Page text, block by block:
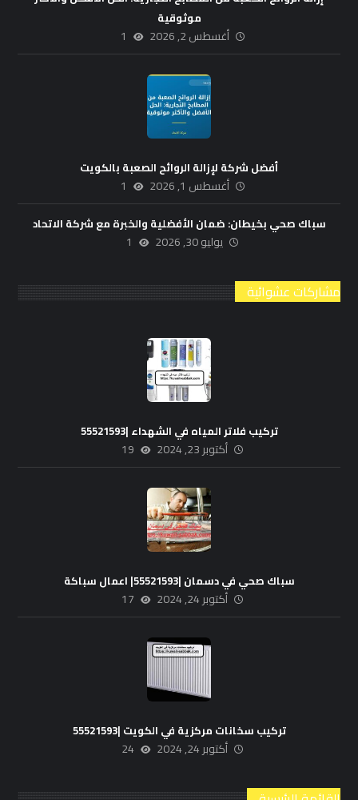
موثوقية
أغسطس 2, 2026 1
أفضل شركة لإزالة الروائح الصعبة بالكويت
أغسطس 1, 2026 1
سباك صحي بخيطان: ضمان الأفضلية والخبرة مع شركة الاتحاد
يوليو 30, 2026 1
مشاركات عشوائية
تركيب فلاتر المياه في الشهداء |55521593
أكتوبر 23, 2024 19
سباك صحي في دسمان |55521593| اعمال سباكة
أكتوبر 24, 2024 17
تركيب سخانات مركزية في الكويت |55521593
أكتوبر 24, 2024 24